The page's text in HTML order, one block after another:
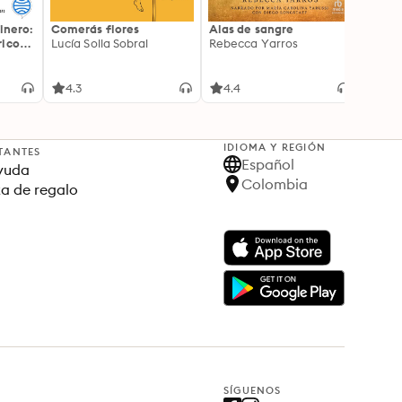
Comerás flores
Lucía Solla Sobral
4.3
Alas de sangre
Rebecca Yarros
4.4
de regalo
IDIOMA Y REGIÓN
Español
Colombia
SÍGUENOS